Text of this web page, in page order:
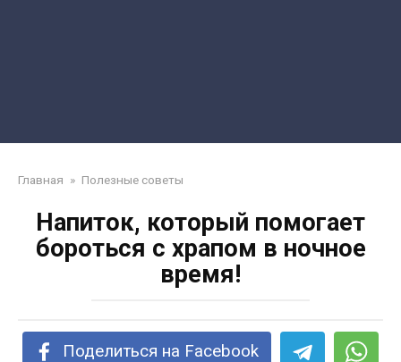
Главная » Полезные советы
Напиток, который помогает
бороться с храпом в ночное
время!
Поделиться на Facebook